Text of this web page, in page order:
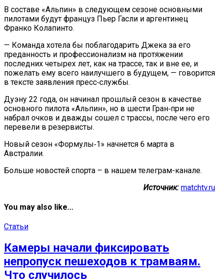
В составе «Альпин» в следующем сезоне основными
пилотами будут француз Пьер Гасли и аргентинец
Франко Колапинто.
— Команда хотела бы поблагодарить Джека за его
преданность и профессионализм на протяжении
последних четырех лет, как на трассе, так и вне ее, и
пожелать ему всего наилучшего в будущем, — говорится
в тексте заявления пресс‑службы.
Дуэну 22 года, он начинал прошлый сезон в качестве
основного пилота «Альпин», но в шести Гран‑при не
набрал очков и дважды сошел с трассы, после чего его
перевели в резервисты.
Новый сезон «Формулы‑1» начнется 6 марта в
Австралии.
Больше новостей спорта – в нашем телеграм-канале.
Источник: matchtv.ru
You may also like...
Статьи
Камеры начали фиксировать
непропуск пешеходов к трамваям.
Что случилось